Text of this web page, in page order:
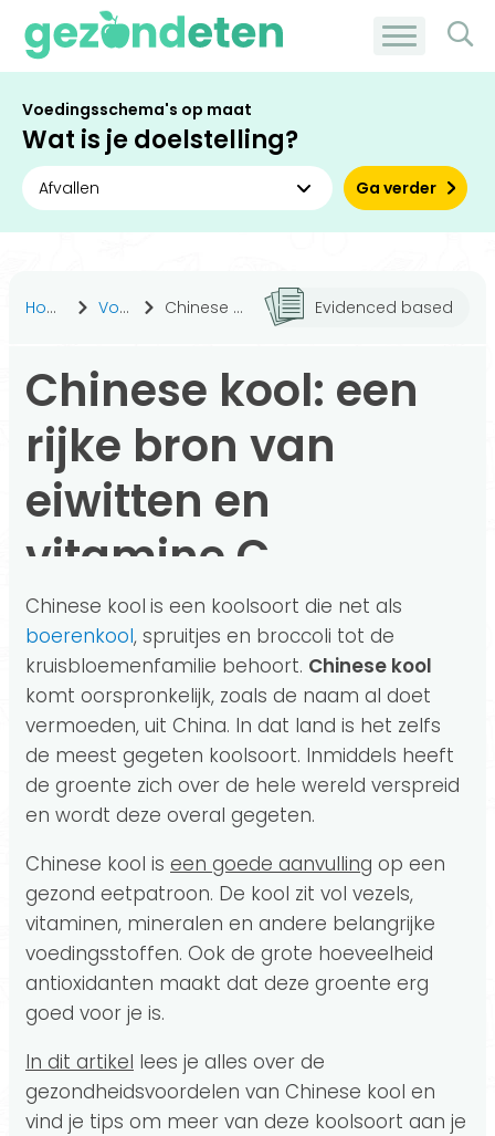
Voedingsschema's op maat
Wat is je doelstelling?
Ga verder
Home Voeding Chinese kool: een rijke bron van eiwitten en vitamine C Evidenced based
Chinese kool: een
rijke bron van
eiwitten en
vitamine C
Chinese kool is een koolsoort die net als
boerenkool, spruitjes en broccoli tot de
kruisbloemenfamilie behoort. Chinese kool
komt oorspronkelijk, zoals de naam al doet
vermoeden, uit China. In dat land is het zelfs
de meest gegeten koolsoort. Inmiddels heeft
de groente zich over de hele wereld verspreid
en wordt deze overal gegeten.
Chinese kool is een goede aanvulling op een
gezond eetpatroon. De kool zit vol vezels,
vitaminen, mineralen en andere belangrijke
voedingsstoffen. Ook de grote hoeveelheid
antioxidanten maakt dat deze groente erg
goed voor je is.
In dit artikel lees je alles over de
gezondheidsvoordelen van Chinese kool en
vind je tips om meer van deze koolsoort aan je